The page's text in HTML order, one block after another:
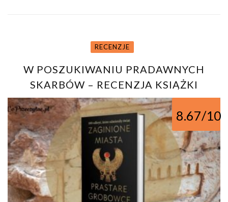
RECENZJE
W POSZUKIWANIU PRADAWNYCH
SKARBÓW – RECENZJA KSIĄŻKI
ZAGINIONE MIASTA, PRASTARE
GROBOWCE
8.67/10